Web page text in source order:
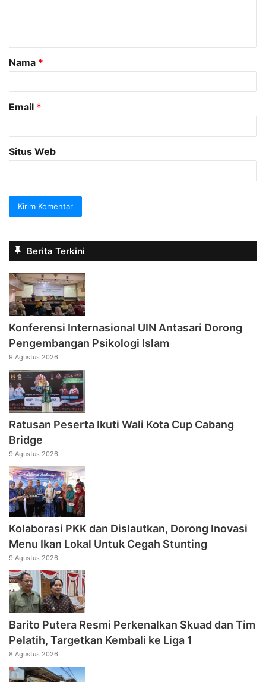
a
r
Nama *
Email *
Situs Web
Berita Terkini
Konferensi Internasional UIN Antasari Dorong
Pengembangan Psikologi Islam
9 Agustus 2026
Ratusan Peserta Ikuti Wali Kota Cup Cabang
Bridge
9 Agustus 2026
Kolaborasi PKK dan Dislautkan, Dorong Inovasi
Menu Ikan Lokal Untuk Cegah Stunting
9 Agustus 2026
Barito Putera Resmi Perkenalkan Skuad dan Tim
Pelatih, Targetkan Kembali ke Liga 1
8 Agustus 2026